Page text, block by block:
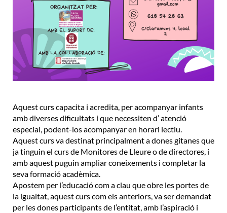
Aquest curs capacita i acredita, per acompanyar infants
amb diverses dificultats i que necessiten d’ atenció
especial, podent-los acompanyar en horari lectiu.
Aquest curs va destinat principalment a dones gitanes que
ja tinguin el curs de Monitores de Lleure o de directores, i
amb aquest puguin ampliar coneixements i completar la
seva formació acadèmica.
Apostem per l’educació com a clau que obre les portes de
la igualtat, aquest curs com els anteriors, va ser demandat
per les dones participants de l’entitat, amb l’aspiració i